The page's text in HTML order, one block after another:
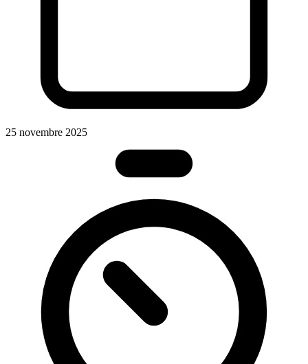
25 novembre 2025